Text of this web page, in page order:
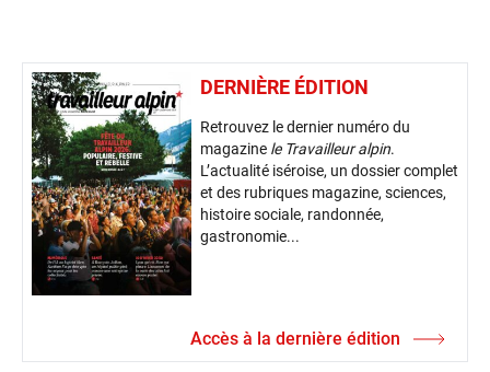
DERNIÈRE ÉDITION
Retrouvez le dernier numéro du
magazine le Travailleur alpin.
L’actualité iséroise, un dossier complet
et des rubriques magazine, sciences,
histoire sociale, randonnée,
gastronomie...
Accès à la dernière édition